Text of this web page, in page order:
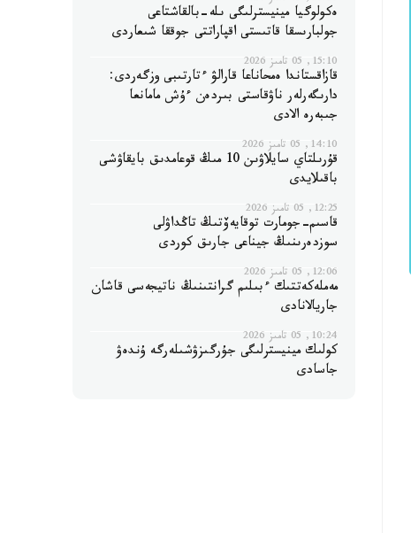
ەكولوگيا مينيسترلىگى ىلە-بالقاشتاعى
جولبارىسقا قاتىستى اقپاراتتى جوققا شىعاردى
15:10, 05 تامىز 2026
قازاقستاندا ەمحاناعا قارالۋ ءتارتىبى وزگەردى:
دارىگەرلەر ناۋقاستى بىردەن ءۇش مامانعا
جىبەرە الادى
14:10, 05 تامىز 2026
قۇرىلتاي سايلاۋىن 10 مىڭ قوعامدىق بايقاۋشى
باقىلايدى
12:25, 05 تامىز 2026
قاسىم-جومارت توقايەۆتىڭ تاڭداۋلى
سوزدەرىنىڭ جيناعى جارىق كوردى
12:06, 05 تامىز 2026
مەملەكەتتىك ءبىلىم گرانتىنىڭ ناتيجەسى قاشان
جاريالانادى
10:24, 05 تامىز 2026
كولىك مينيسترلىگى جۇرگىزۋشىلەرگە ۇندەۋ
جاسادى